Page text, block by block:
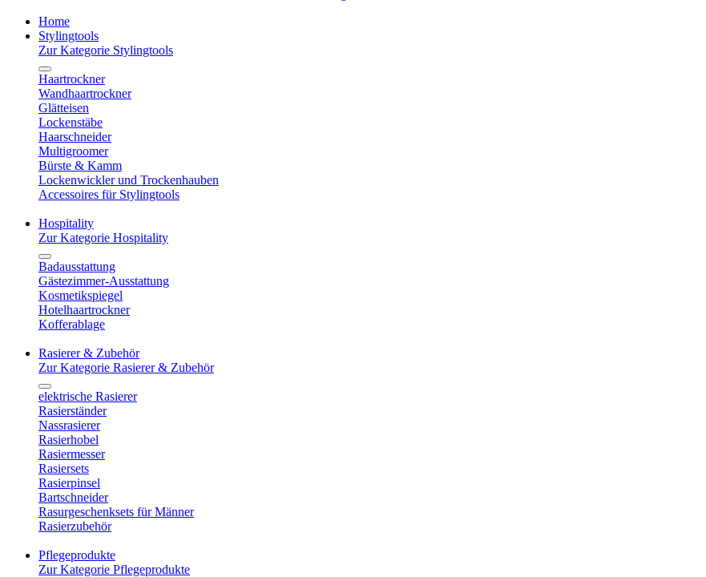
Home
Stylingtools
Zur Kategorie Stylingtools
Haartrockner
Wandhaartrockner
Glätteisen
Lockenstäbe
Haarschneider
Multigroomer
Bürste & Kamm
Lockenwickler und Trockenhauben
Accessoires für Stylingtools
Hospitality
Zur Kategorie Hospitality
Badausstattung
Gästezimmer-Ausstattung
Kosmetikspiegel
Hotelhaartrockner
Kofferablage
Rasierer & Zubehör
Zur Kategorie Rasierer & Zubehör
elektrische Rasierer
Rasierständer
Nassrasierer
Rasierhobel
Rasiermesser
Rasiersets
Rasierpinsel
Bartschneider
Rasurgeschenksets für Männer
Rasierzubehör
Pflegeprodukte
Zur Kategorie Pflegeprodukte